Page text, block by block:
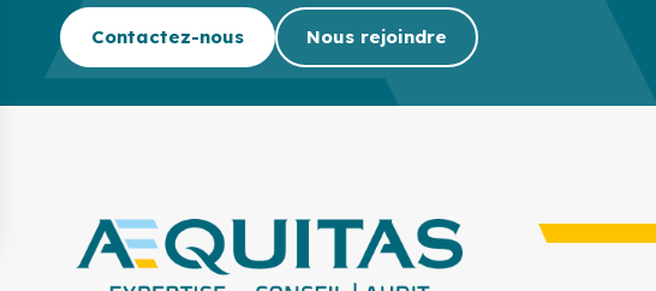
Contactez-nous Nous rejoindre